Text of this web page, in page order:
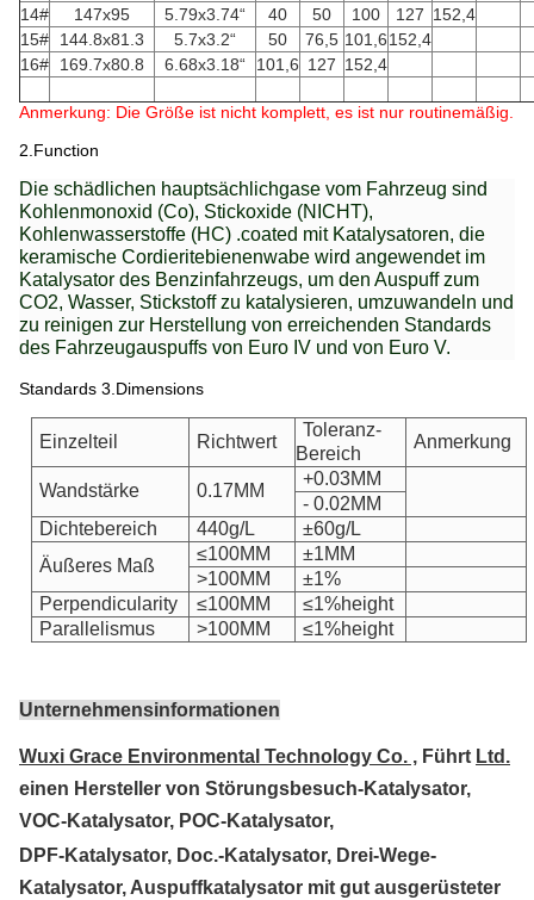
14# 147x95 5.79x3.74“ 40 50 100 127 152,4
15#
144.8x81.3 5.7x3.2“ 50 76,5 101,6152,4
16#
169.7x80.8 6.68x3.18“ 101,6 127 152,4
Anmerkung: Die Größe ist nicht komplett, es ist nur routinemäßig.
2.Function
Die schädlichen hauptsächlichgase vom Fahrzeug sind
Kohlenmonoxid (Co), Stickoxide (NICHT),
Kohlenwasserstoffe (HC) .coated mit Katalysatoren, die
keramische Cordieritebienenwabe wird angewendet im
Katalysator des Benzinfahrzeugs, um den Auspuff zum
CO2, Wasser, Stickstoff zu katalysieren, umzuwandeln und
zu reinigen zur Herstellung von erreichenden Standards
des Fahrzeugauspuffs von Euro IV und von Euro V.
Standards 3.Dimensions
Einzelteil Richtwert
Toleranz-
Bereich
Anmerkung
Wandstärke 0.17MM
+0.03MM
- 0.02MM
Dichtebereich
440g/L
±60g/L
Äußeres Maß
≤100MM
±1MM
>100MM
±1%
Perpendicularity
≤100MM
≤1%height
Parallelismus
>100MM ≤1%height
Unternehmensinformationen
Wuxi Grace Environmental Technology Co. , Führt Ltd.
einen Hersteller von Störungsbesuch-Katalysator,
VOC-Katalysator, POC-Katalysator,
DPF-Katalysator, Doc.-Katalysator, Drei-Wege-
Katalysator, Auspuffkatalysator mit gut ausgerüsteter